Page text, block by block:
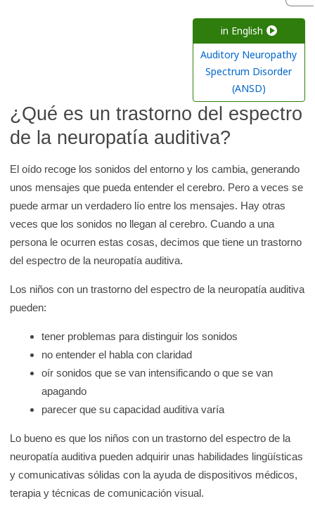
a
b
t
c
a
H
e
a
in English
Auditory Neuropathy
Spectrum Disorder
(ANSD)
¿Qué es un trastorno del espectro
de la neuropatía auditiva?
El oído recoge los sonidos del entorno y los cambia, generando
unos mensajes que pueda entender el cerebro. Pero a veces se
puede armar un verdadero lío entre los mensajes. Hay otras
veces que los sonidos no llegan al cerebro. Cuando a una
persona le ocurren estas cosas, decimos que tiene un trastorno
del espectro de la neuropatía auditiva.
Los niños con un trastorno del espectro de la neuropatía auditiva
pueden:
tener problemas para distinguir los sonidos
no entender el habla con claridad
oír sonidos que se van intensificando o que se van
apagando
parecer que su capacidad auditiva varía
Lo bueno es que los niños con un trastorno del espectro de la
neuropatía auditiva pueden adquirir unas habilidades lingüísticas
y comunicativas sólidas con la ayuda de dispositivos médicos,
terapia y técnicas de comunicación visual.